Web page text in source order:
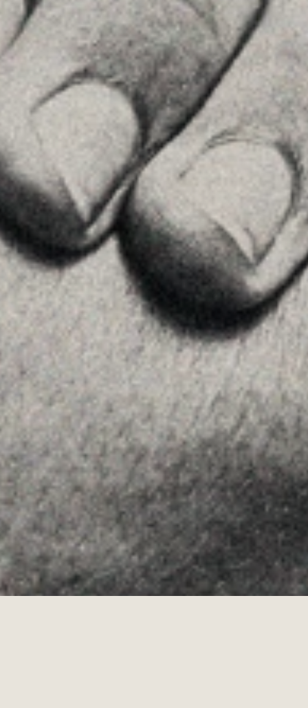
+34 915759925
Ver en Google Maps
MENU
La Firma
Equipo
Asesoramiento
Insights
Contactar
SÍGUENOS
Linkedin
Instagram
Youtube
Allyon — Barcelona, Spain
Copyrights © 2026 AVISO LEGAL ·
POLÍTICA DE COOKIES ·POLÍTICA DE PRIVACIDAD
·